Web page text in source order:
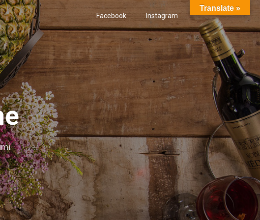
Facebook Instagram
Translate »